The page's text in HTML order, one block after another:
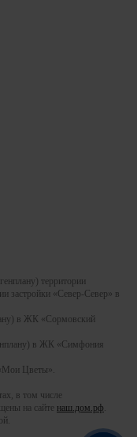
территории
застройки «Север-Север» в
в ЖК «Сормовский
в ЖК «Симфония
Цветы».
в том числе
на сайте наш.дом.рф